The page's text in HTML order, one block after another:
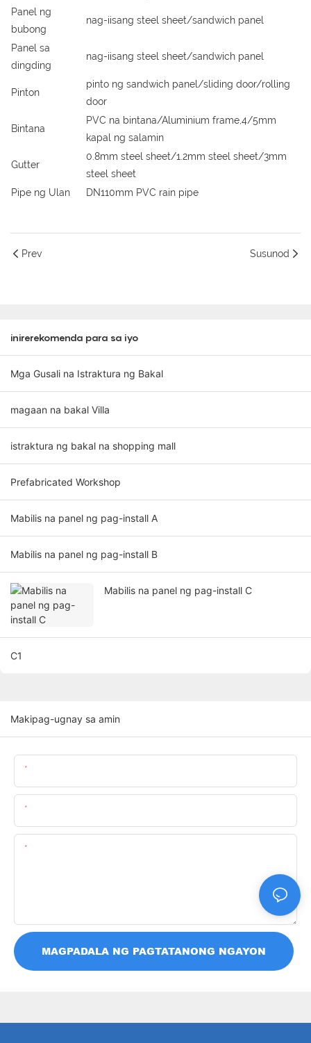
Panel ng
bubong
nag-iisang steel sheet/sandwich panel
Panel sa
dingding
nag-iisang steel sheet/sandwich panel
Pinton
pinto ng sandwich panel/sliding door/rolling
door
Bintana
PVC na bintana/Aluminium frame,4/5mm
kapal ng salamin
Gutter
0.8mm steel sheet/1.2mm steel sheet/3mm
steel sheet
Pipe ng Ulan
DN110mm PVC rain pipe
Prev Susunod
inirerekomenda para sa iyo
Mga Gusali na Istraktura ng Bakal
magaan na bakal Villa
istraktura ng bakal na shopping mall
Prefabricated Workshop
Mabilis na panel ng pag-install A
Mabilis na panel ng pag-install B
Mabilis na panel ng pag-install C
C1
Makipag-ugnay sa amin
MAGPADALA NG PAGTATANONG NGAYON